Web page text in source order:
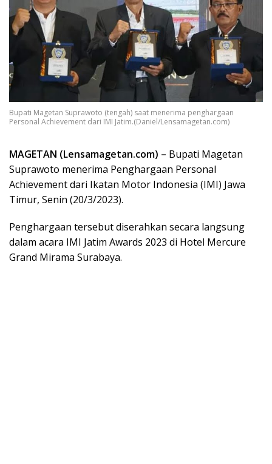
Bupati Magetan Suprawoto (tengah) saat menerima penghargaan
Personal Achievement dari IMI Jatim.(Daniel/Lensamagetan.com)
MAGETAN (Lensamagetan.com) – Bupati Magetan
Suprawoto menerima Penghargaan Personal
Achievement dari Ikatan Motor Indonesia (IMI) Jawa
Timur, Senin (20/3/2023).
Penghargaan tersebut diserahkan secara langsung
dalam acara IMI Jatim Awards 2023 di Hotel Mercure
Grand Mirama Surabaya.